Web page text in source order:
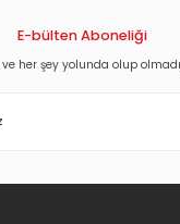
için teşekkür ederiz.
eksik bilgiler bulunuyor.
daha pahalı.
E-bülten Aboneliği
her şey yolunda olup